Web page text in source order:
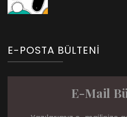
E-POSTA BÜLTENI
E-Mail